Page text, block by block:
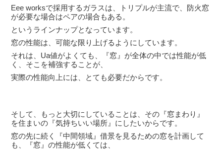
Eee worksで採用するガラスは、トリプルが主流で、防火窓
が必要な場合はペアの場合もある。
というラインナップとなっています。
窓の性能は、可能な限り上げるようにしています。
それは、Ua値がよくても、『窓』が全体の中では性能が低
く、そこを補強することが、
実際の性能向上には、とても必要だからです。
そして、もっと大切にしていることは、その『窓まわり』
を住まいの『気持ちいい場所』にしたいからです。
窓の先に続く『中間領域』借景を見るための窓を計画して
も、『窓』の性能が低くては、